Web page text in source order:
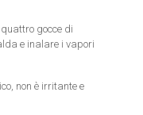
gocce di
e inalare i vapori
non è irritante e